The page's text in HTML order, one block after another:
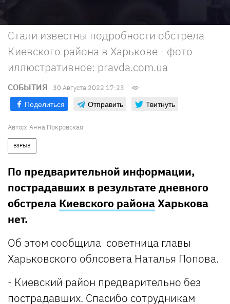
Стали известны подробности обстрела
Киевского района в Харькове - фото
иллюстративное: pravda.com.ua
СОБЫТИЯ 30 Августа 2022 17:23
Поделиться Отправить Твитнуть
Автор: Анна Покровская
ВЗРЫВ
По предварительной информации,
пострадавших в результате дневного
обстрела Киевского районаХарькова
нет.
Об этом сообщила советница главы
Харьковского облсовета Наталья Попова.
- Киевский район предварительно без
пострадавших. Спасибо сотрудникам